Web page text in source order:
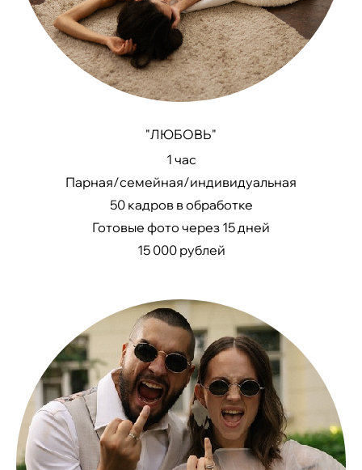
"ЛЮБОВЬ"
1 час
Парная/семейная/индивидуальная
50 кадров в обработке
Готовые фото через 15 дней
15 000 рублей